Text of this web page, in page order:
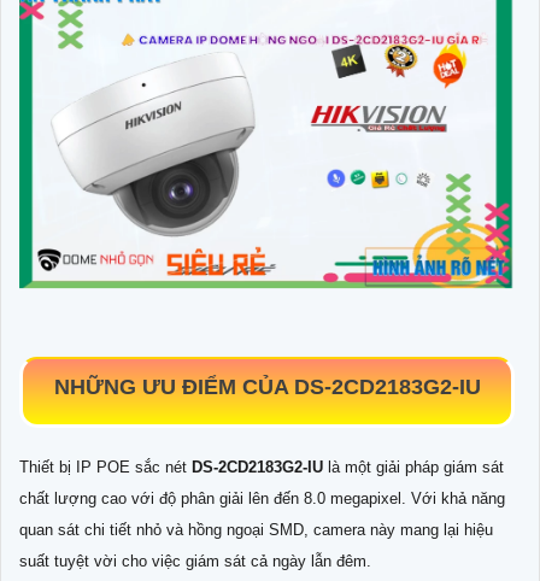
NHỮNG ƯU ĐIỂM CỦADS-2CD2183G2-IU
Thiết bị IP POE sắc nét DS-2CD2183G2-IU là một giải pháp giám sát
chất lượng cao với độ phân giải lên đến 8.0 megapixel. Với khả năng
quan sát chi tiết nhỏ và hồng ngoại SMD, camera này mang lại hiệu
suất tuyệt vời cho việc giám sát cả ngày lẫn đêm.